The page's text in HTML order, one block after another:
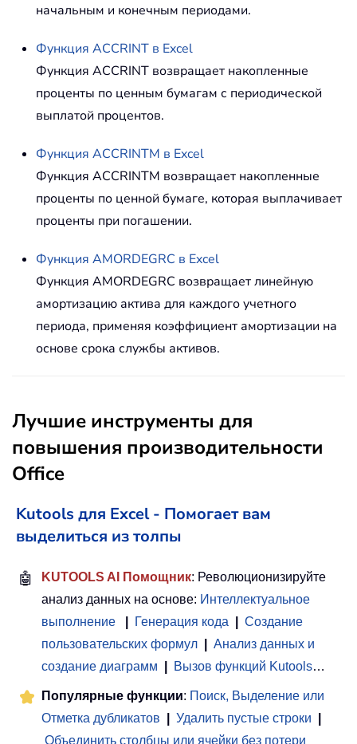
начальным и конечным периодами.
Функция ACCRINT в Excel
Функция ACCRINT возвращает накопленные
проценты по ценным бумагам с периодической
выплатой процентов.
Функция ACCRINTM в Excel
Функция ACCRINTM возвращает накопленные
проценты по ценной бумаге, которая выплачивает
проценты при погашении.
Функция AMORDEGRC в Excel
Функция AMORDEGRC возвращает линейную
амортизацию актива для каждого учетного
периода, применяя коэффициент амортизации на
основе срока службы активов.
Лучшие инструменты для
повышения производительности
Office
Kutools для Excel - Помогает вам
выделиться из толпы
🤖 KUTOOLS AI Помощник: Революционизируйте
анализ данных на основе: Интеллектуальное
выполнение
Генерация кода
Создание
пользовательских формул
Анализ данных и
создание диаграмм
Вызов функций Kutools…
Популярные функции: Поиск, Выделение или
Отметка дубликатов
Удалить пустые строки
Объединить столбцы или ячейки без потери